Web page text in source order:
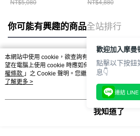
NT$5,080 NT$4,880
你可能有興趣的商品全站排行
熱門標籤
本網站中使用 cookie，欲查詢有關本網站使用
望在電腦上使用 cookie 時應如何變更電腦的 cookie
權條款 」之 Cookie 聲明。您繼續使用本網站即表
用條款之 Cookie 聲明使用 cookie。
了解更多 >
我知道了
歡迎加入摩
點擊以下按鈕
息👇
連結 LINE